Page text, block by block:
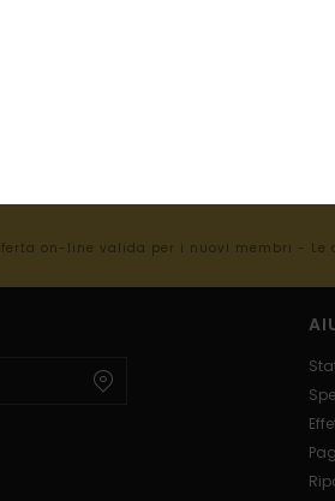
on-line valida per i nuovi membri -